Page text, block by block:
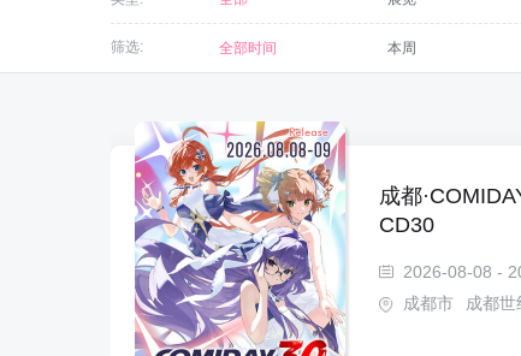
筛选: 全部时间 本周
成都
CD30
2026-08-08 -
成都市
成都